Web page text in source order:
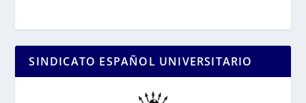
SINDICATO ESPAÑOL UNIVERSITARIO